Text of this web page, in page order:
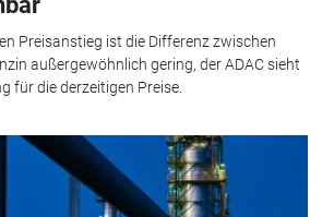
Preisanstieg ist die Differenz zwischen
außergewöhnlich gering, der ADAC sieht
für die derzeitigen Preise.